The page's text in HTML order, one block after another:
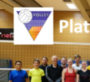
Zum Hauptinhalt
Erklärung zur